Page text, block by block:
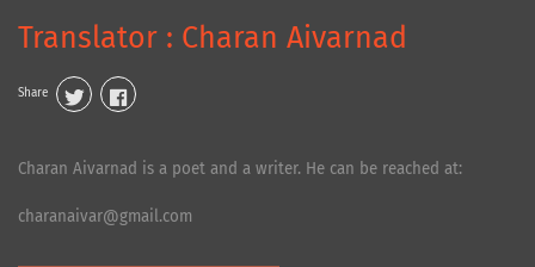
Translator : Charan Aivarnad
Share
Charan Aivarnad is a poet and a writer. He can be reached at:
charanaivar@gmail.com